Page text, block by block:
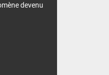
devenu